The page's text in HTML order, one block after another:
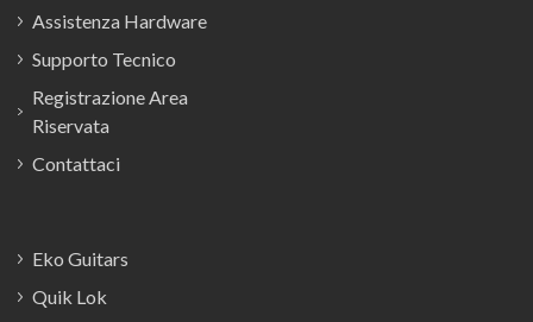
Assistenza Hardware
Supporto Tecnico
Registrazione Area
Riservata
Contattaci
Eko Guitars
Quik Lok